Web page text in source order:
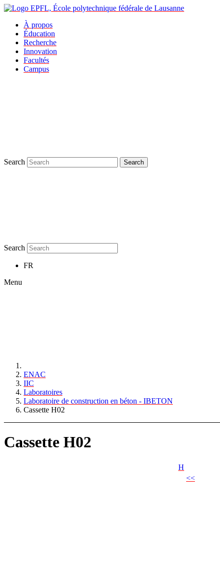
À propos
Éducation
Recherche
Innovation
Facultés
Campus
Search Search
Search
FR
Menu
ENAC
IIC
Laboratoires
Laboratoire de construction en béton - IBETON
Cassette H02
Cassette H02
H
<<